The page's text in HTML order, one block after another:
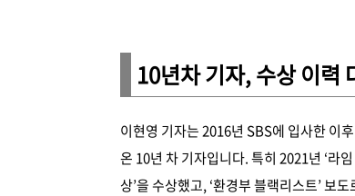
10년차 기자, 수상 이력
이현영 기자는 2016년 SBS에 입사한 이
온 10년 차 기자입니다. 특히 2021년 ‘라
상’을 수상했고, ‘환경부 블랙리스트’ 보